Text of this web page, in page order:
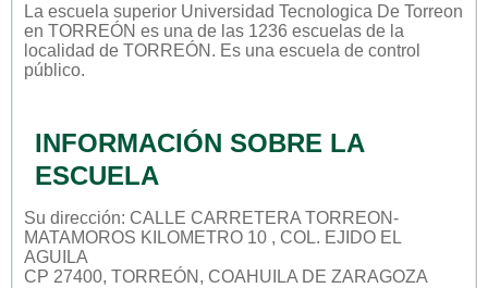
La escuela superior Universidad Tecnologica De Torreon
en TORREÓN es una de las 1236 escuelas de la
localidad de TORREÓN . Es una escuela de control
público.
INFORMACIÓN SOBRE LA
ESCUELA
Su dirección: CALLE CARRETERA TORREON-
MATAMOROS KILOMETRO 10 , COL. EJIDO EL
AGUILA
CP 27400, TORREÓN, COAHUILA DE ZARAGOZA